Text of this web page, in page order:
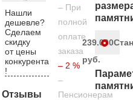
Нашли
дешевле?
Сделаем
скидку
от цены
конкурента
!
Отзывы
– При
полной
оплате
заказа
– 2 %
–
Пенсионерам
239.000
руб.